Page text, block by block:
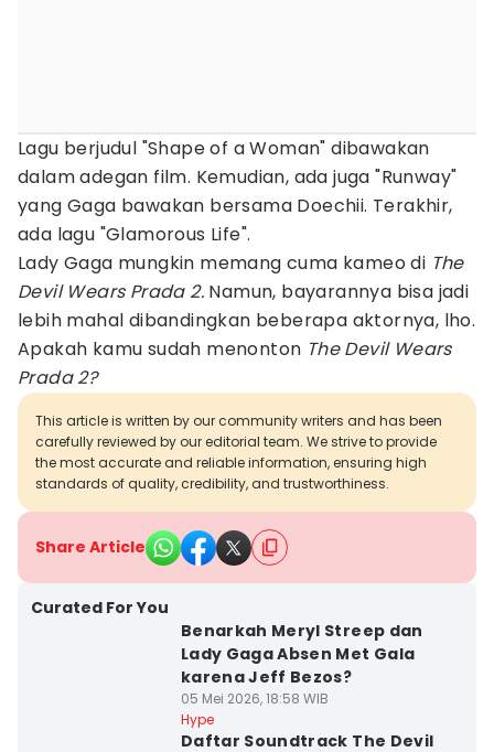
Lagu berjudul "Shape of a Woman" dibawakan
dalam adegan film. Kemudian, ada juga "Runway"
yang Gaga bawakan bersama Doechii. Terakhir,
ada lagu "Glamorous Life".
Lady Gaga mungkin memang cuma kameo di The
Devil Wears Prada 2. Namun, bayarannya bisa jadi
lebih mahal dibandingkan beberapa aktornya, lho.
Apakah kamu sudah menonton The Devil Wears
Prada 2?
This article is written by our community writers and has been
carefully reviewed by our editorial team. We strive to provide
the most accurate and reliable information, ensuring high
standards of quality, credibility, and trustworthiness.
Share Article
Curated For You
Benarkah Meryl Streep dan
Lady Gaga Absen Met Gala
karena Jeff Bezos?
05 Mei 2026, 18:58 WIB
Hype
Daftar Soundtrack The Devil